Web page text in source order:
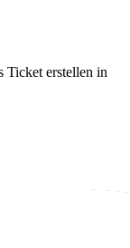
Ticket erstellen in